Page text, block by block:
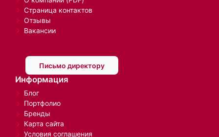
Страница контактов
Отзывы
Вакансии
Письмо директору
Информация
Блог
Портфолио
Бренды
Карта сайта
Условия соглашения